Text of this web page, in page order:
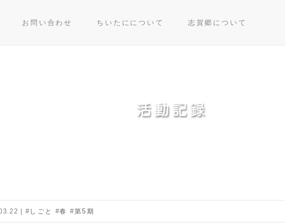
(current)お問い合わせ (current)ちいたにについて (current)志賀郷について
| # しごと #春 #第5期